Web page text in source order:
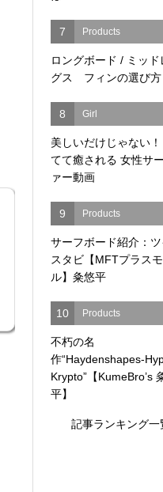
7 Products
ロングボード / ミッド
グス フィンの選び方
8 Girl
美しいだけじゃない！
てて癒される 女性サ
ァー動画
9 Products
サーフボード紹介：
スタビ【MFTプラス
ル】粂悠平
10 Products
不朽の名
作“Haydenshapes-
Krypto”【KumeBro’s
平】
記事ランキング一